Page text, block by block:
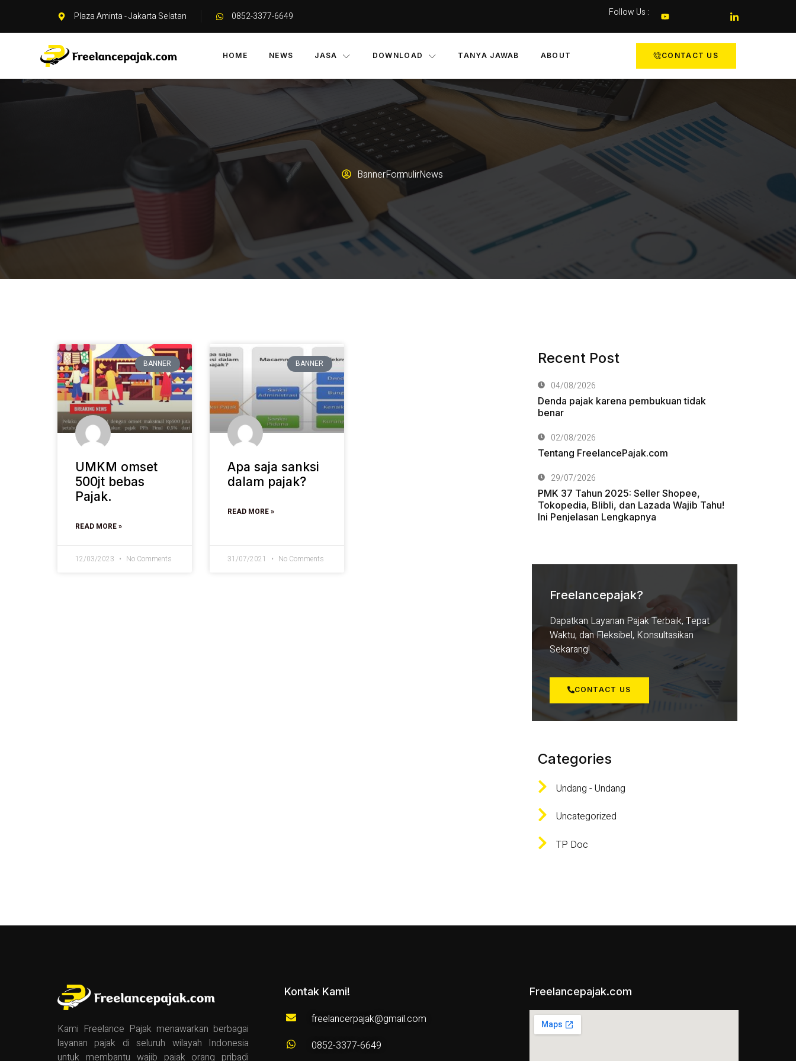
Plaza Aminta - Jakarta Selatan 0852-3377-6649 Follow Us :
HOME NEWS JASA DOWNLOAD TANYA JAWAB ABOUT CONTACT US
BannerFormulirNews
BANNER
UMKM omset
500jt bebas
Pajak.
READ MORE »
12/03/2023 No Comments
BANNER
Apa saja sanksi
dalam pajak?
READ MORE »
31/07/2021 No Comments
Recent Post
04/08/2026
Denda pajak karena pembukuan tidak
benar
02/08/2026
Tentang FreelancePajak.com
29/07/2026
PMK 37 Tahun 2025: Seller Shopee,
Tokopedia, Blibli, dan Lazada Wajib Tahu!
Ini Penjelasan Lengkapnya
Freelancepajak?
Dapatkan Layanan Pajak Terbaik, Tepat
Waktu, dan Fleksibel, Konsultasikan
Sekarang!
CONTACT US
Categories
Undang - Undang
Uncategorized
TP Doc
Kami Freelance Pajak menawarkan berbagai
layanan pajak di seluruh wilayah Indonesia
untuk membantu wajib pajak orang pribadi
Kontak Kami!
freelancerpajak@gmail.com
0852-3377-6649
Freelancepajak.com